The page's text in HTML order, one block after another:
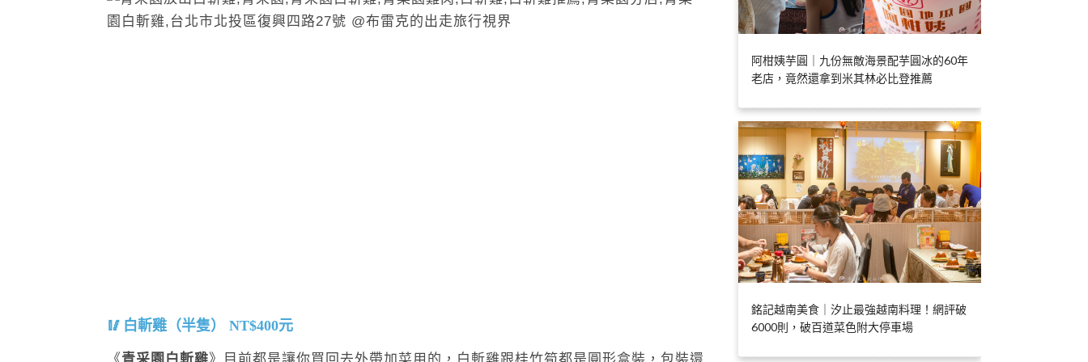
白斬雞（半隻） NT$400元
阿柑姨芋圓｜九份無敵海景配芋圓冰的60年
老店，竟然還拿到米其林必比登推薦
銘記越南美食｜汐止最強越南料理！網評破
6000則，破百道菜色附大停車場